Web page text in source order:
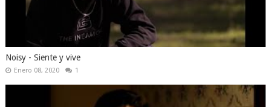
Noisy - Siente y vive
Enero 08, 2020 1